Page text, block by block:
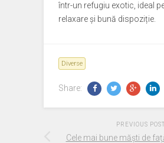
într-un refugiu exotic, ideal
relaxare și bună dispoziție.
Diverse
Share:
PREVIOUS POST
Cele mai bune măști de